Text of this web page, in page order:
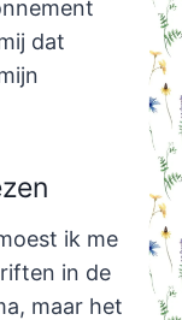
dat
ik me
in de
maar het